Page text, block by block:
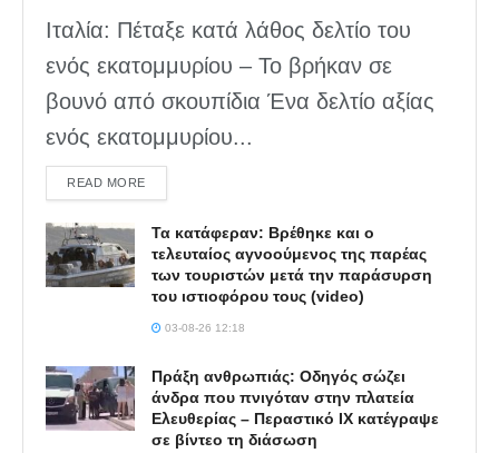
Ιταλία: Πέταξε κατά λάθος δελτίο του
ενός εκατομμυρίου – Το βρήκαν σε
βουνό από σκουπίδια Ένα δελτίο αξίας
ενός εκατομμυρίου...
READ MOREDETAILS
Τα κατάφεραν: Βρέθηκε και ο
τελευταίος αγνοούμενος της παρέας
των τουριστών μετά την παράσυρση
του ιστιοφόρου τους (video)
03-08-26 12:18
Πράξη ανθρωπιάς: Οδηγός σώζει
άνδρα που πνιγόταν στην πλατεία
Ελευθερίας – Περαστικό ΙΧ κατέγραψε
σε βίντεο τη διάσωση